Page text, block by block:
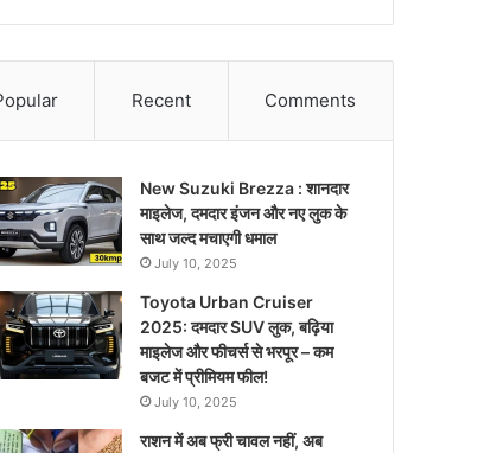
Recent Comments
New Suzuki Brezza : शानदार
माइलेज, दमदार इंजन और नए लुक के
साथ जल्द मचाएगी धमाल
July 10, 2025
Toyota Urban Cruiser
2025: दमदार SUV लुक, बढ़िया
माइलेज और फीचर्स से भरपूर – कम
बजट में प्रीमियम फील!
July 10, 2025
राशन में अब फ्री चावल नहीं, अब